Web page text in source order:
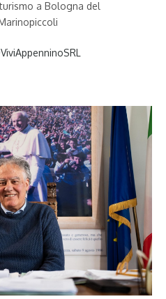
a Bologna del